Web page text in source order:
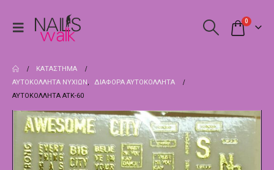
0
ΚΑΤΆΣΤΗΜΑ
ΑΥΤΟΚΌΛΛΗΤΑ ΝΥΧΙΏΝ,
ΔΙΆΦΟΡΑ ΑΥΤΟΚΌΛΛΗΤΑ
ΑΥΤΟΚΌΛΛΗΤΑ ATK-60